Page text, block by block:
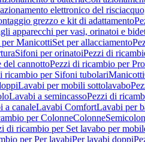
elettronico del
grezzo e kit di adattamento
apparecchi per vasi, orinatoi e
ManicottiSet per allacciamento
Sifoni per orinatoiPezzi di
del cannottoPezzi di ricambio per
ricambio per Sifoni tubolariManicotti
Lavabi per mobili sottolavabo
Lavabi a semincassoPezzi di
a canaleLavabi ComfortLavabi per
per ColonneColonne
di ricambio per Set lavabo per
per Per lavabiPer lavabi doppi